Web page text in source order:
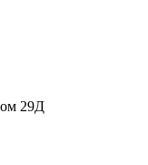
29Д